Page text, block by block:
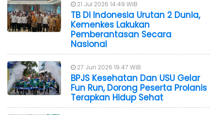
21 Jul 2026 14:49 WIB
TB Di Indonesia Urutan 2 Dunia,
Kemenkes Lakukan
Pemberantasan Secara
Nasional
27 Jun 2026 19:47 WIB
BPJS Kesehatan Dan USU Gelar
Fun Run, Dorong Peserta Prolanis
Terapkan Hidup Sehat